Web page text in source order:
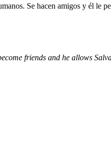
Se hacen amigos y él le
friends and he allows